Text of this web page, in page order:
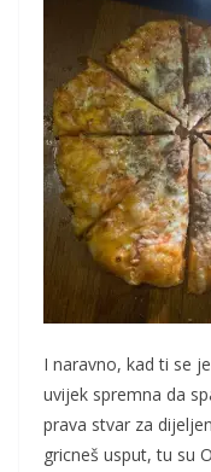
I naravno, kad ti se
uvijek spremna da
prava stvar za
gricneš usput, tu su